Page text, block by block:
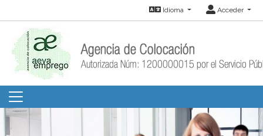
Idioma Acceder